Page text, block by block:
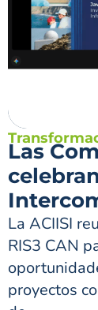
Las
La ACIISI
RIS3 CAN
proyectos